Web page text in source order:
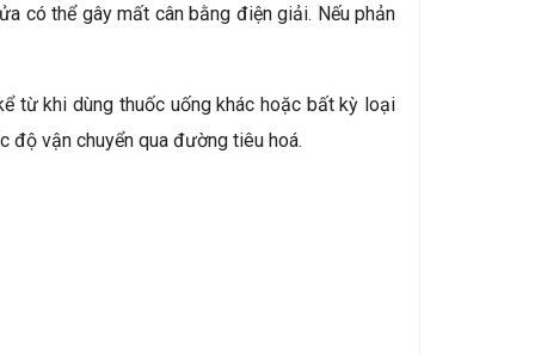
có thể gây mất cân bằng điện giải. Nếu phản
từ khi dùng thuốc uống khác hoặc bất kỳ loại
độ vận chuyển qua đường tiêu hoá.